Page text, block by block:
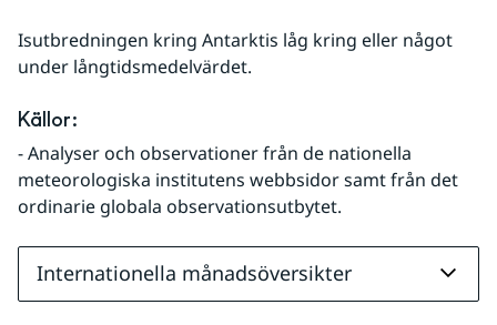
Isutbredningen kring Antarktis låg kring eller något
under långtidsmedelvärdet.
Källor:
- Analyser och observationer från de nationella
meteorologiska institutens webbsidor samt från det
ordinarie globala observationsutbytet.
Internationella månadsöversikter